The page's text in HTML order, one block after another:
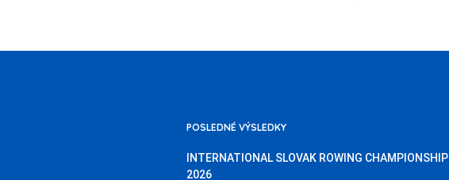
POSLEDNÉ VÝSLEDKY
INTERNATIONAL SLOVAK ROWING CHAMPIONSHIP
2026